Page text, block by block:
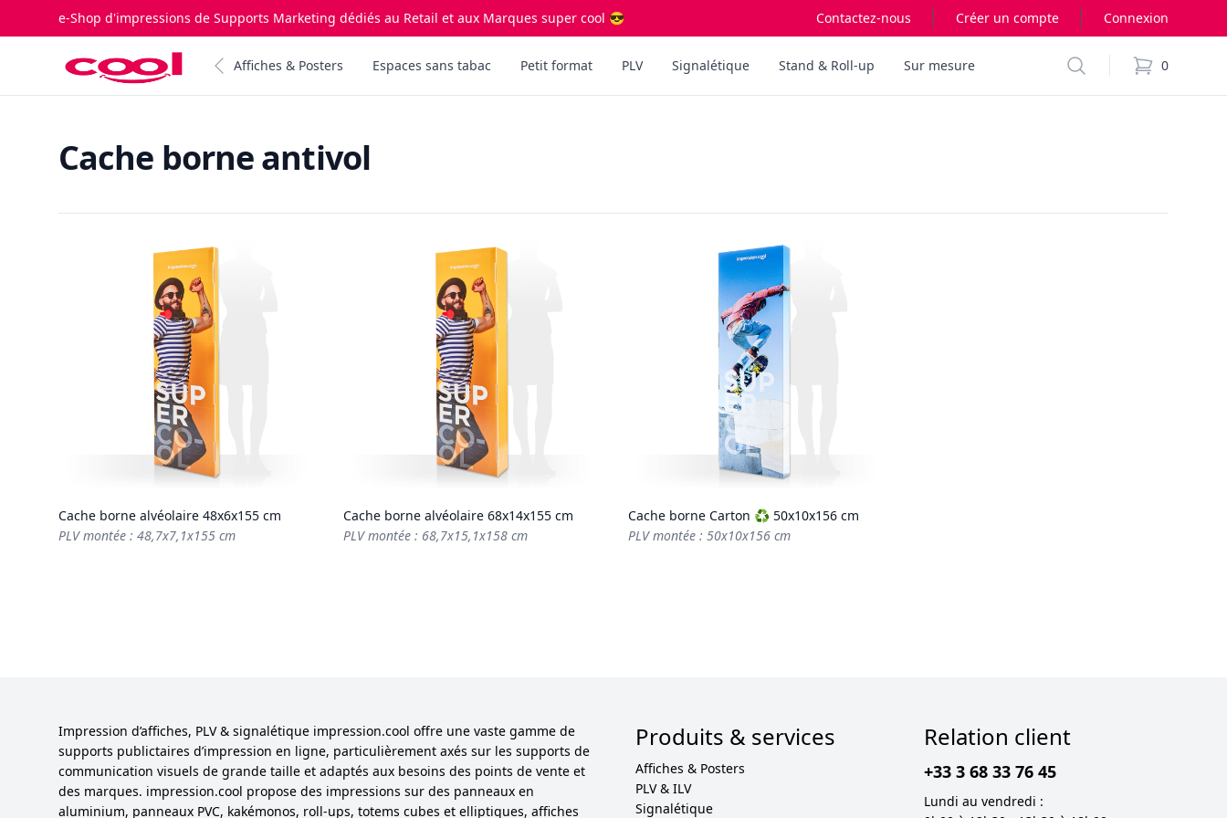
e-Shop d'impressions de Supports Marketing dédiés au Retail et aux Marques super cool 😎 Contactez-nous Créer un compte Connexion
Impression.cool
Affiches & Posters Espaces sans tabac Petit format PLV Signalétique Stand & Roll-up Sur mesure Search 0
items in cart,
Cache borne antivol
Products
Cache borne alvéolaire 48x6x155 cm
PLV montée : 48,7x7,1x155 cm
Cache borne alvéolaire 68x14x155 cm
PLV montée : 68,7x15,1x158 cm
Cache borne Carton ♻️ 50x10x156 cm
PLV montée : 50x10x156 cm
Impression d’affiches, PLV & signalétique impression.cool offre une vaste gamme de
supports publictaires d’impression en ligne, particulièrement axés sur les supports de
communication visuels de grande taille et adaptés aux besoins des points de vente et
des marques. impression.cool propose des impressions sur des panneaux en
aluminium, panneaux PVC, kakémonos, roll-ups, totems cubes et elliptiques, affiches
Produits & services
Affiches & Posters
PLV & ILV
Signalétique
Relation client
+33 3 68 33 76 45
Lundi au vendredi :